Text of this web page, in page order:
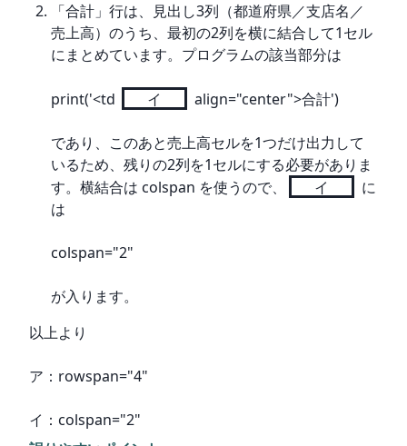
「合計」行は、見出し3列（都道府県／支店名／
売上高）のうち、最初の2列を横に結合して1セル
にまとめています。プログラムの該当部分は
print('<td イ align="center">合計')
であり、このあと売上高セルを1つだけ出力して
いるため、残りの2列を1セルにする必要がありま
す。横結合は colspan を使うので、
イ
に
は
colspan="2"
が入ります。
以上より
ア：rowspan="4"
イ：colspan="2"